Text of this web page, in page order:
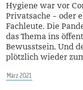
Hygiene war vor
Privatsache – oder
Fachleute. Die
das Thema ins
Bewusstsein. Und
plötzlich wieder
März 2021